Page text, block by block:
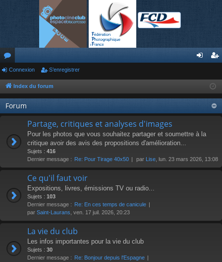
or
u
m
s
xi
on
nr
eg
ist
Connexion S’enregistrer
Index du forum
Forum
Partage, critiques et analyses d'images
Pour les photos que vous souhaitez partager et soumettre à la
critique avoir des avis des propositions d'amélioration...
Sujets : 416
Dernier message : Re: Pour Tirage 40x50 par Lise , lun. 23 mars 2026, 13:08
Ce qu'il faut voir
Expositions, livres, émissions TV ou radio...
Sujets : 103
Dernier message : Re: En ces temps de canicule
par Saint-Laurans , ven. 17 juil. 2026, 20:23
La vie du club
Les infos importantes pour la vie du club
Sujets : 30
Dernier message : Re: Bonjour depuis l'Espagne